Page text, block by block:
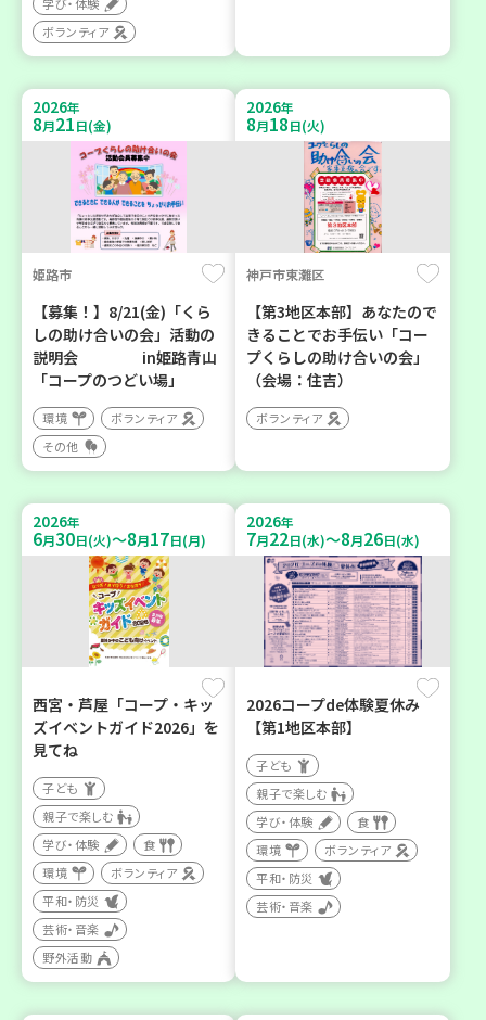
学び・体験
ボランティア
2026年
8月21日(金)
姫路市
【募集！】8/21(金)「くら
しの助け合いの会」活動の
説明会 in姫路青山
「コープのつどい場」
環境
ボランティア
その他
2026年
8月18日(火)
神戸市東灘区
【第3地区本部】あなたので
きることでお手伝い「コー
プくらしの助け合いの会」
（会場：住吉）
ボランティア
2026年
6月30日(火)～8月17日(月)
西宮・芦屋「コープ・キッ
ズイベントガイド2026」を
見てね
子ども
親子で楽しむ
学び・体験
食
環境
ボランティア
平和・防災
芸術・音楽
野外活動
2026年
7月22日(水)～8月26日(水)
2026コープde体験夏休み
【第1地区本部】
子ども
親子で楽しむ
学び・体験
食
環境
ボランティア
平和・防災
芸術・音楽